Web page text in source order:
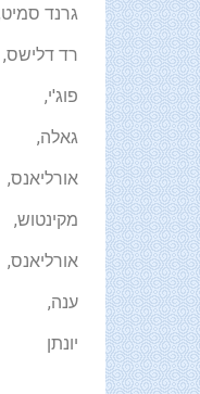
גרנד
רד דלישס,
פוג'י,
גאלה,
אורליאנס,
מקינטוש,
אורליאנס,
ענה,
יונתן